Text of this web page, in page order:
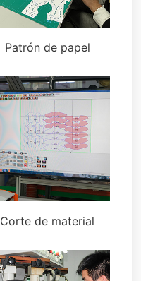
Patrón de papel
Corte de material